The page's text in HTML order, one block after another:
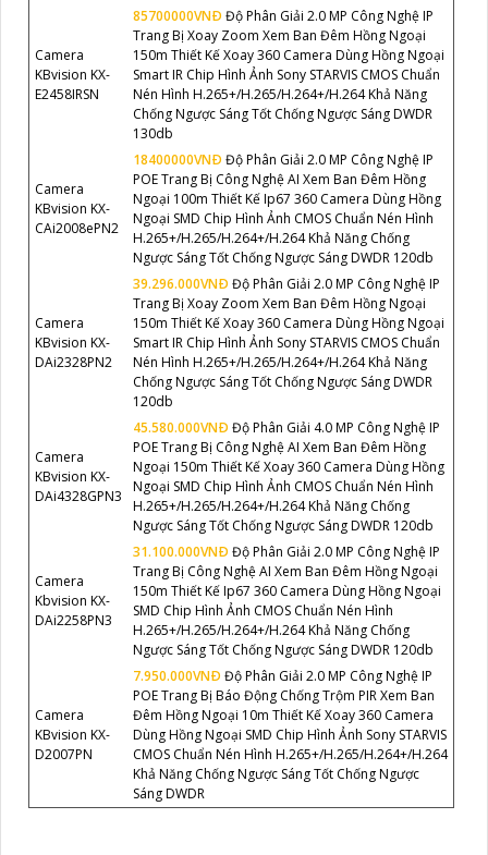
Camera
KBvision KX-
E2458IRSN
85700000VNÐ Độ Phân Giải 2.0 MP Công Nghệ IP
Trang Bị Xoay Zoom Xem Ban Đêm Hồng Ngoại
150m Thiết Kế Xoay 360 Camera Dùng Hồng Ngoại
Smart IR Chip Hình Ảnh Sony STARVIS CMOS Chuẩn
Nén Hình H.265+/H.265/H.264+/H.264 Khả Năng
Chống Ngược Sáng Tốt Chống Ngược Sáng DWDR
130db
Camera
KBvision KX-
CAi2008ePN2
18400000VNÐ Độ Phân Giải 2.0 MP Công Nghệ IP
POE Trang Bị Công Nghệ AI Xem Ban Đêm Hồng
Ngoại 100m Thiết Kế Ip67 360 Camera Dùng Hồng
Ngoại SMD Chip Hình Ảnh CMOS Chuẩn Nén Hình
H.265+/H.265/H.264+/H.264 Khả Năng Chống
Ngược Sáng Tốt Chống Ngược Sáng DWDR 120db
Camera
KBvision KX-
DAi2328PN2
39.296.000VNÐ Độ Phân Giải 2.0 MP Công Nghệ IP
Trang Bị Xoay Zoom Xem Ban Đêm Hồng Ngoại
150m Thiết Kế Xoay 360 Camera Dùng Hồng Ngoại
Smart IR Chip Hình Ảnh Sony STARVIS CMOS Chuẩn
Nén Hình H.265+/H.265/H.264+/H.264 Khả Năng
Chống Ngược Sáng Tốt Chống Ngược Sáng DWDR
120db
Camera
KBvision KX-
DAi4328GPN3
45.580.000VNÐ Độ Phân Giải 4.0 MP Công Nghệ IP
POE Trang Bị Công Nghệ AI Xem Ban Đêm Hồng
Ngoại 150m Thiết Kế Xoay 360 Camera Dùng Hồng
Ngoại SMD Chip Hình Ảnh CMOS Chuẩn Nén Hình
H.265+/H.265/H.264+/H.264 Khả Năng Chống
Ngược Sáng Tốt Chống Ngược Sáng DWDR 120db
Camera
Kbvision KX-
DAi2258PN3
31.100.000VNÐ Độ Phân Giải 2.0 MP Công Nghệ IP
Trang Bị Công Nghệ AI Xem Ban Đêm Hồng Ngoại
150m Thiết Kế Ip67 360 Camera Dùng Hồng Ngoại
SMD Chip Hình Ảnh CMOS Chuẩn Nén Hình
H.265+/H.265/H.264+/H.264 Khả Năng Chống
Ngược Sáng Tốt Chống Ngược Sáng DWDR 120db
Camera
KBvision KX-
D2007PN
7.950.000VNÐ Độ Phân Giải 2.0 MP Công Nghệ IP
POE Trang Bị Báo Động Chống Trộm PIR Xem Ban
Đêm Hồng Ngoại 10m Thiết Kế Xoay 360 Camera
Dùng Hồng Ngoại SMD Chip Hình Ảnh Sony STARVIS
CMOS Chuẩn Nén Hình H.265+/H.265/H.264+/H.264
Khả Năng Chống Ngược Sáng Tốt Chống Ngược
Sáng DWDR